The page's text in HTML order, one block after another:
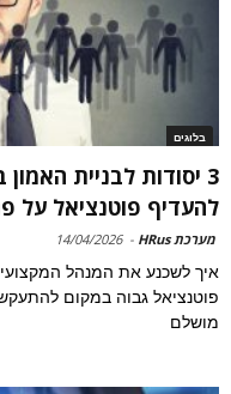
בלוגים
3 יסודות לבניית
להעדיף פוטנציאל על
מערכת HRus -
14/04/2026
איך לשכנע את המנהל
פוטנציאל גבוה במקום
מושלם